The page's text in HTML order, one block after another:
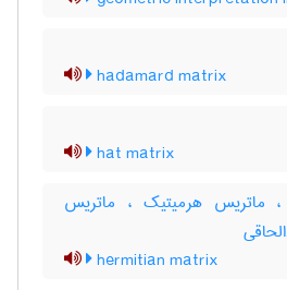
hadamard matrix
hat matrix
ماتریس هرمیتیک ، ماتریس
hermitian matrix